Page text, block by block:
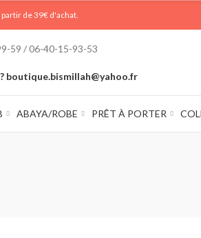
de 39€ d'achat.
59 / 06-40-15-93-53
boutique.bismillah@yahoo.fr
ABAYA/ROBE PRÊT À PORTER